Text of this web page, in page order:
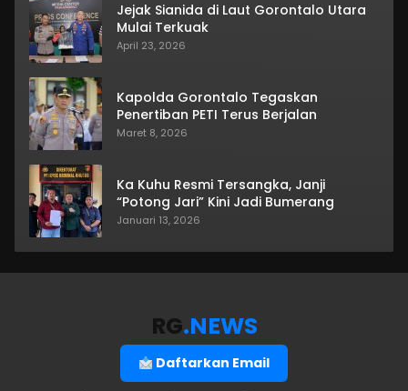
Jejak Sianida di Laut Gorontalo Utara
Mulai Terkuak
April 23, 2026
Kapolda Gorontalo Tegaskan
Penertiban PETI Terus Berjalan
Maret 8, 2026
Ka Kuhu Resmi Tersangka, Janji
“Potong Jari” Kini Jadi Bumerang
Januari 13, 2026
RG.NEWS
Daftarkan Email